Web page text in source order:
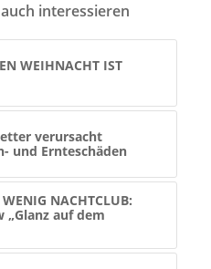
interessieren
WEIHNACHT IST
verursacht
und Ernteschäden
NACHTCLUB:
„Glanz auf dem